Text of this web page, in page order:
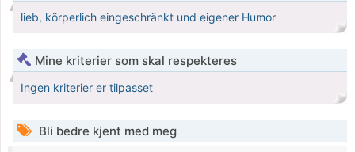
lieb, körperlich eingeschränkt und eigener Humor
Mine kriterier som skal respekteres
Ingen kriterier er tilpasset
Bli bedre kjent med meg